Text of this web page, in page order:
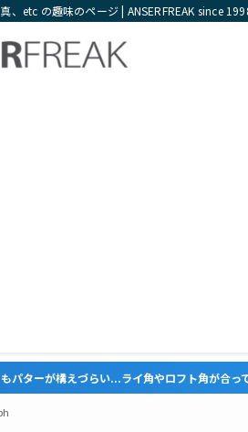
、etc の趣味のページ | ANSERFREAK since
い...ライ角やロフト角が合っていない気がする